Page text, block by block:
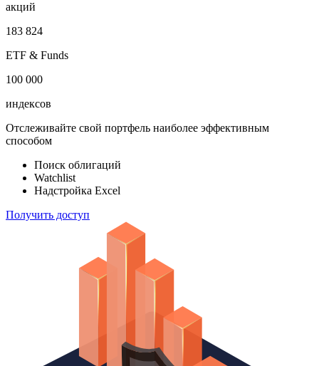
облигаций
100 000
акций
183 824
ETF & Funds
100 000
Отслеживайте свой портфель наиболее эффективным
способом
Поиск облигаций
Надстройка Excel
Получить доступ